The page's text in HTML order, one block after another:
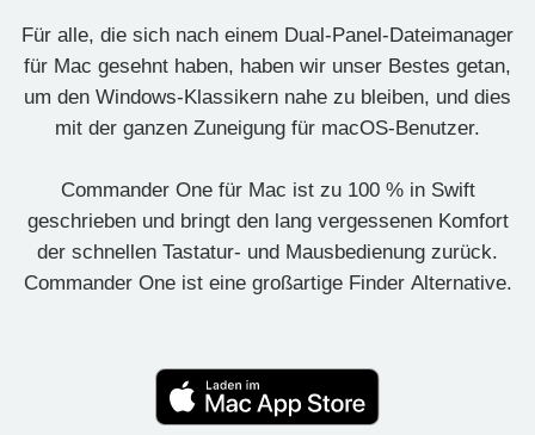
Für alle, die sich nach einem Dual-Panel-Dateimanager
für Mac gesehnt haben, haben wir unser Bestes getan,
um den Windows-Klassikern nahe zu bleiben, und dies
mit der ganzen Zuneigung für macOS-Benutzer.
Commander One für Mac ist zu 100 % in Swift
geschrieben und bringt den lang vergessenen Komfort
der schnellen Tastatur- und Mausbedienung zurück.
Commander One ist eine großartige Finder Alternative.